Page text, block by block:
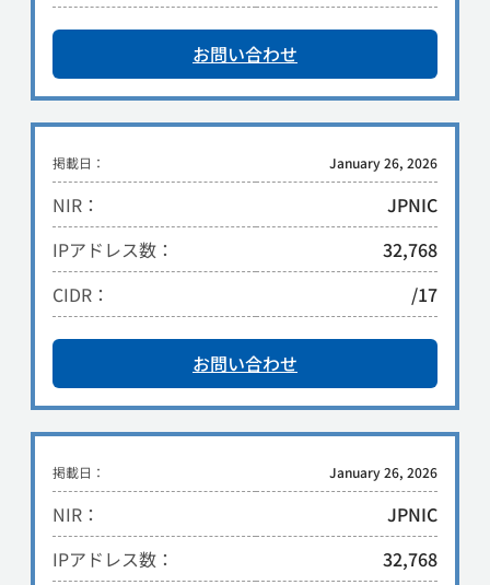
お問い合わせ
掲載日： January 26, 2026
NIR：
JPNIC
IPアドレス数：
32,768
CIDR：
/17
お問い合わせ
掲載日： January 26, 2026
NIR：
JPNIC
IPアドレス数：
32,768